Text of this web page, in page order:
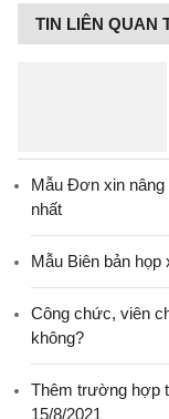
TIN LIÊN QUAN
Mẫu Đơn xin
nhất
Mẫu Biên bản
Công chức, viên
không?
Thêm trường hợp
15/8/2021